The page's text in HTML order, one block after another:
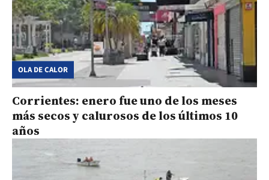
OLA DE CALOR
Corrientes: enero fue uno de los meses
más secos y calurosos de los últimos 10
años